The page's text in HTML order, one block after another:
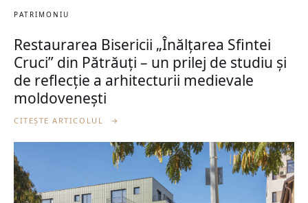
PATRIMONIU
Restaurarea Bisericii „Înălțarea Sfintei
Cruci” din Pătrăuți – un prilej de studiu și
de reflecție a arhitecturii medievale
moldovenești
CITEȘTE ARTICOLUL →